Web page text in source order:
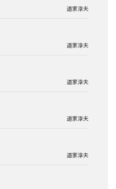
道家淳夫
道家淳夫
道家淳夫
道家淳夫
道家淳夫